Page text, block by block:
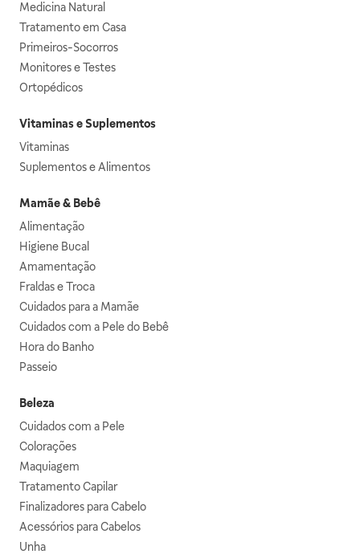
Medicina Natural
Tratamento em Casa
Primeiros-Socorros
Monitores e Testes
Ortopédicos
Vitaminas e Suplementos
Vitaminas
Suplementos e Alimentos
Mamãe & Bebê
Alimentação
Higiene Bucal
Amamentação
Fraldas e Troca
Cuidados para a Mamãe
Cuidados com a Pele do Bebê
Hora do Banho
Passeio
Beleza
Cuidados com a Pele
Colorações
Maquiagem
Tratamento Capilar
Finalizadores para Cabelo
Acessórios para Cabelos
Unha